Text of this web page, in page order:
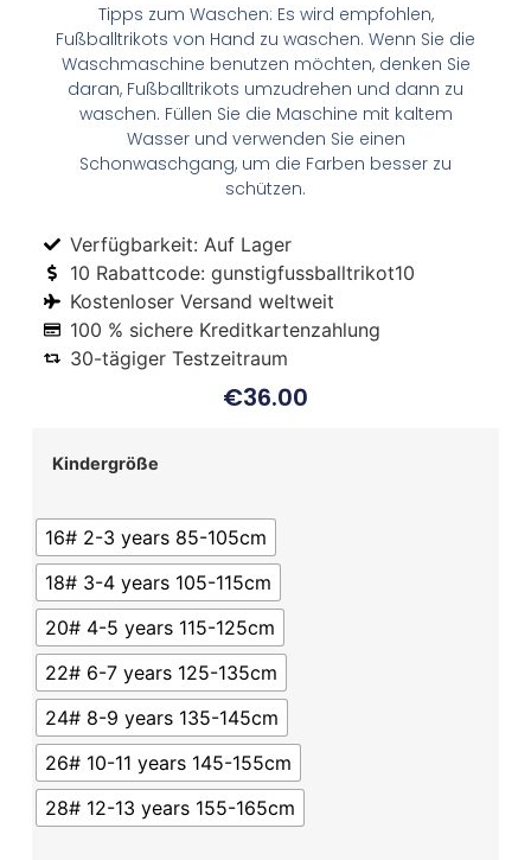
Tipps zum Waschen: Es wird empfohlen,
Fußballtrikots von Hand zu waschen. Wenn Sie die
Waschmaschine benutzen möchten, denken Sie
daran, Fußballtrikots umzudrehen und dann zu
waschen. Füllen Sie die Maschine mit kaltem
Wasser und verwenden Sie einen
Schonwaschgang, um die Farben besser zu
schützen.
Verfügbarkeit: Auf Lager
10 Rabattcode: gunstigfussballtrikot10
Kostenloser Versand weltweit
100 % sichere Kreditkartenzahlung
30-tägiger Testzeitraum
€36.00
Kindergröße
16# 2-3 years 85-105cm
18# 3-4 years 105-115cm
20# 4-5 years 115-125cm
22# 6-7 years 125-135cm
24# 8-9 years 135-145cm
26# 10-11 years 145-155cm
28# 12-13 years 155-165cm